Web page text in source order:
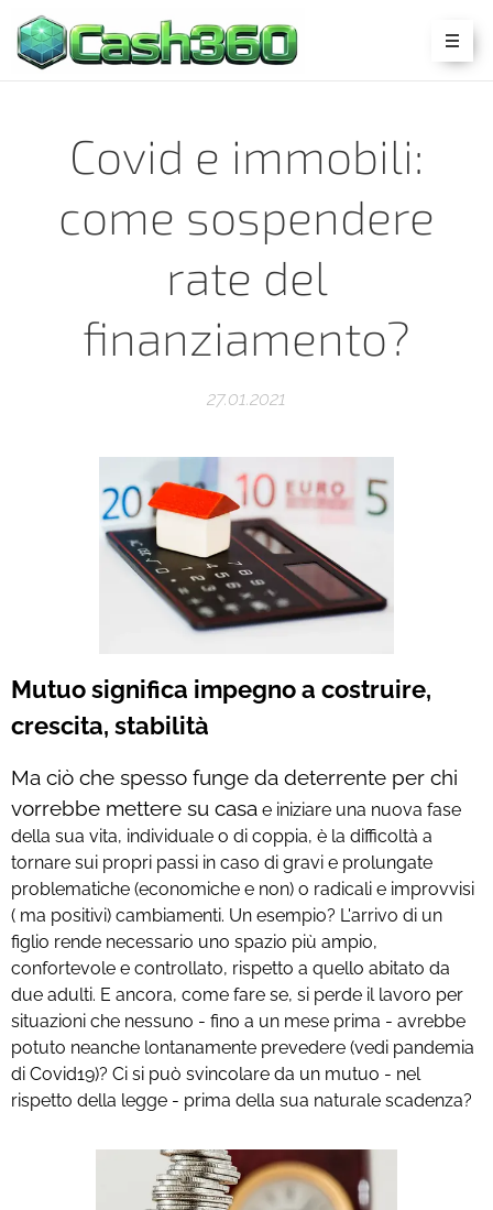
Covid e immobili:
come sospendere
rate del
finanziamento?
27.01.2021
Mutuo significa impegno a costruire,
crescita, stabilità
Ma ciò che spesso funge da deterrente per chi
vorrebbe mettere su casa e iniziare una nuova fase
della sua vita, individuale o di coppia, è la difficoltà a
tornare sui propri passi in caso di gravi e prolungate
problematiche (economiche e non) o radicali e improvvisi
( ma positivi) cambiamenti. Un esempio? L'arrivo di un
figlio rende necessario uno spazio più ampio,
confortevole e controllato, rispetto a quello abitato da
due adulti. E ancora, come fare se, si perde il lavoro per
situazioni che nessuno - fino a un mese prima - avrebbe
potuto neanche lontanamente prevedere (vedi pandemia
di Covid19)? Ci si può svincolare da un mutuo - nel
rispetto della legge - prima della sua naturale scadenza?